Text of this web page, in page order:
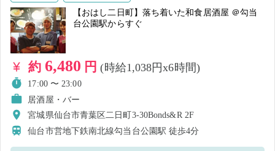
【おはし二日町】落ち着いた和食居酒屋 ＠勾当
台公園駅からすぐ
約 6,480 円(時給1,038円x6時間)
17:00 〜 23:00
居酒屋・バー
宮城県仙台市青葉区二日町3-30Bonds&R 2F
仙台市営地下鉄南北線勾当台公園駅徒歩4分